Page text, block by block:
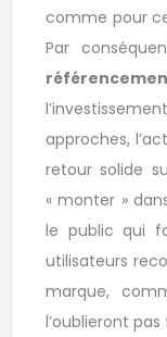
comme pour
Par
approches,
retour solide
« monter »
le public qui
utilisateurs
marque,
l’oublieront